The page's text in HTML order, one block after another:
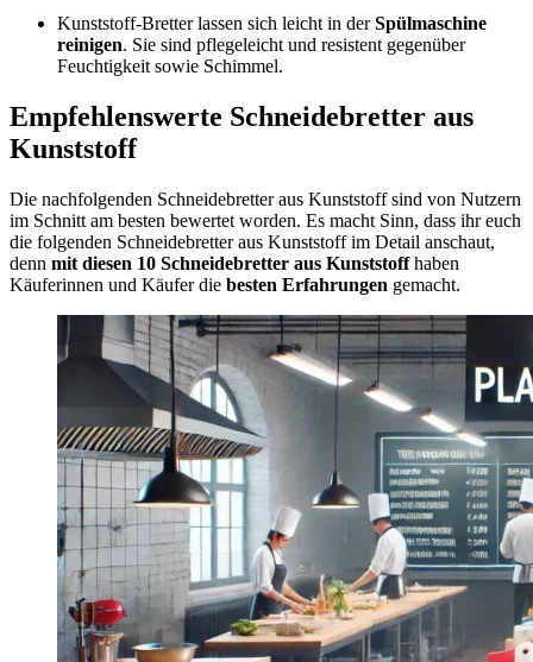
Kunststoff-Bretter lassen sich leicht in derSpülmaschine
reinigen. Sie sind pflegeleicht und resistent gegenüber
Feuchtigkeit sowie Schimmel.
Empfehlenswerte Schneidebretter aus
Kunststoff
Die nachfolgenden Schneidebretter aus Kunststoff sind von Nutzern
im Schnitt am besten bewertet worden. Es macht Sinn, dass ihr euch
die folgenden Schneidebretter aus Kunststoff im Detail anschaut,
denn mit diesen 10 Schneidebretter aus Kunststoffhaben
Käuferinnen und Käufer die besten Erfahrungen gemacht.